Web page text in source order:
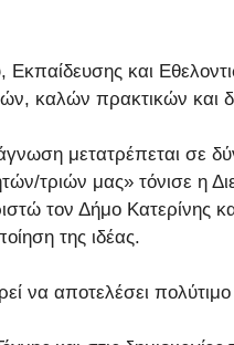
και
καλών πρακτικών και
μετατρέπεται σε
τριών μας» τόνισε η
τον Δήμο Κατερίνης
της ιδέας.
να αποτελέσει πολύτιμο